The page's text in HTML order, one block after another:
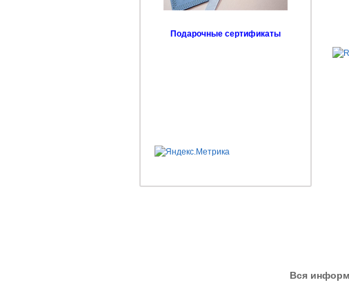
Подарочные сертификаты
Вся